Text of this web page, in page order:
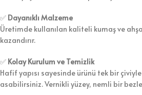
✅ Dayanıklı Malzeme
Üretimde kullanılan kaliteli kumaş ve
kazandırır.
✅ Kolay Kurulum ve Temizlik
Hafif yapısı sayesinde ürünü tek bir
asabilirsiniz. Vernikli yüzey, nemli bir